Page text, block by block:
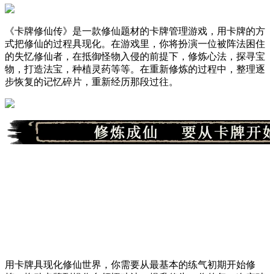
《卡牌修仙传》是一款修仙题材的卡牌管理游戏，用卡牌的方
式把修仙的过程具现化。在游戏里，你将扮演一位被阵法困住
的失忆修仙者，在抵御怪物入侵的前提下，修炼心法，探寻宝
物，打造法宝，种植灵药等等。在重新修炼的过程中，整理逐
步恢复的记忆碎片，重新经历那段过往。
用卡牌具现化修仙世界，你需要从最基本的练气初期开始修